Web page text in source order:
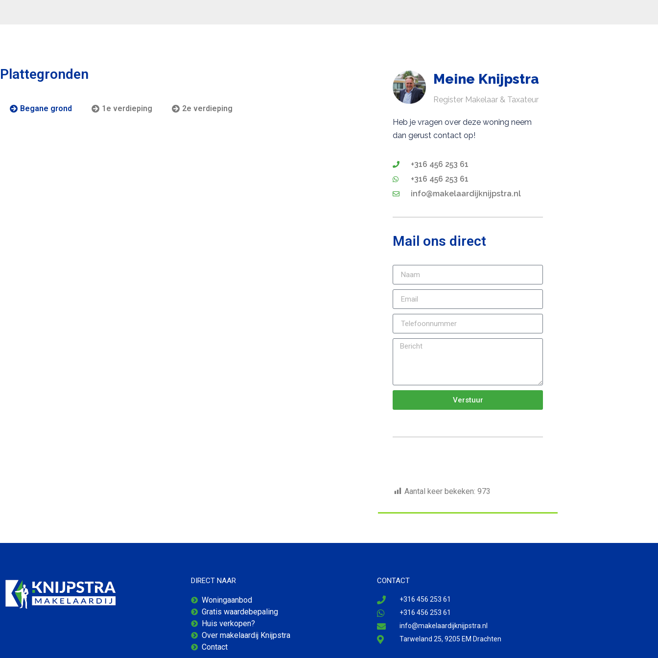
Plattegronden
Begane grond 1e verdieping 2e verdieping
Meine Knijpstra
Register Makelaar & Taxateur
Heb je vragen over deze woning neem
dan gerust contact op!
+316 456 253 61
+316 456 253 61
info@makelaardijknijpstra.nl
Mail ons direct
Verstuur
Aantal keer bekeken: 973
DIRECT NAAR
Woningaanbod
Gratis waardebepaling
Huis verkopen?
Over makelaardij Knijpstra
Contact
CONTACT
+316 456 253 61
+316 456 253 61
info@makelaardijknijpstra.nl
Tarweland 25, 9205 EM Drachten